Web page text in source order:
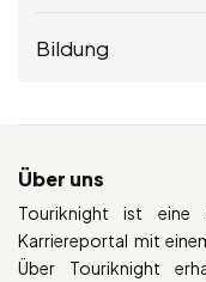
Bildung
Über uns
Touriknight ist eine
Karriereportal mit
Über Touriknight